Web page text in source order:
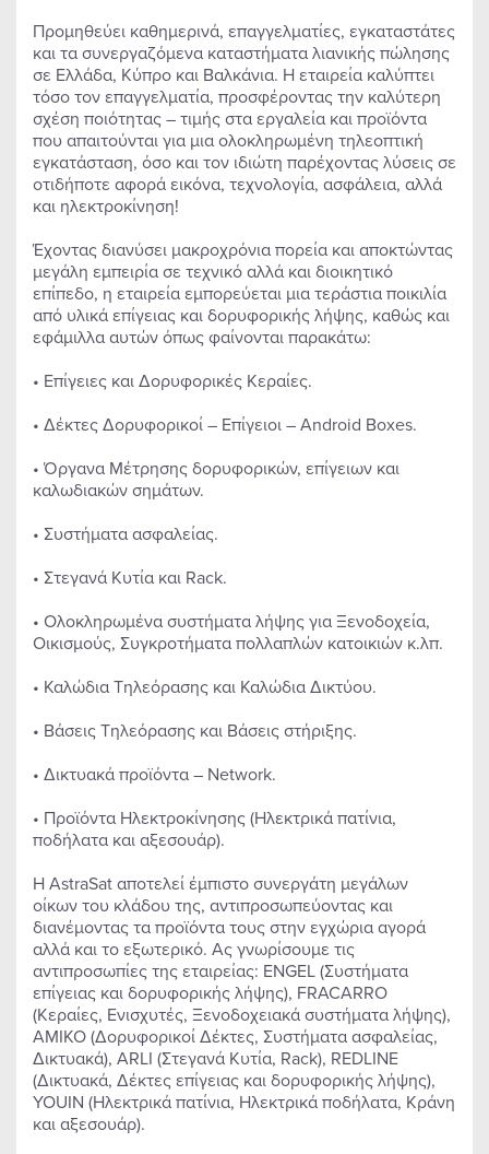
Προμηθεύει καθημερινά, επαγγελματίες, εγκαταστάτες
και τα συνεργαζόμενα καταστήματα λιανικής πώλησης
σε Ελλάδα, Κύπρο και Βαλκάνια. Η εταιρεία καλύπτει
τόσο τον επαγγελματία, προσφέροντας την καλύτερη
σχέση ποιότητας – τιμής στα εργαλεία και προϊόντα
που απαιτούνται για μια ολοκληρωμένη τηλεοπτική
εγκατάσταση, όσο και τον ιδιώτη παρέχοντας λύσεις σε
οτιδήποτε αφορά εικόνα, τεχνολογία, ασφάλεια, αλλά
και ηλεκτροκίνηση!
Έχοντας διανύσει μακροχρόνια πορεία και αποκτώντας
μεγάλη εμπειρία σε τεχνικό αλλά και διοικητικό
επίπεδο, η εταιρεία εμπορεύεται μια τεράστια ποικιλία
από υλικά επίγειας και δορυφορικής λήψης, καθώς και
εφάμιλλα αυτών όπως φαίνονται παρακάτω:
• Επίγειες και Δορυφορικές Κεραίες.
• Δέκτες Δορυφορικοί – Επίγειοι – Android Boxes.
• Όργανα Μέτρησης δορυφορικών, επίγειων και
καλωδιακών σημάτων.
• Συστήματα ασφαλείας.
• Στεγανά Κυτία και Rack.
• Ολοκληρωμένα συστήματα λήψης για Ξενοδοχεία,
Οικισμούς, Συγκροτήματα πολλαπλών κατοικιών κ.λπ.
• Καλώδια Τηλεόρασης και Καλώδια Δικτύου.
• Βάσεις Τηλεόρασης και Βάσεις στήριξης.
• Δικτυακά προϊόντα – Network.
• Προϊόντα Ηλεκτροκίνησης (Ηλεκτρικά πατίνια,
ποδήλατα και αξεσουάρ).
H AstraSat αποτελεί έμπιστο συνεργάτη μεγάλων
οίκων του κλάδου της, αντιπροσωπεύοντας και
διανέμοντας τα προϊόντα τους στην εγχώρια αγορά
αλλά και το εξωτερικό. Ας γνωρίσουμε τις
αντιπροσωπίες της εταιρείας: ENGEL (Συστήματα
επίγειας και δορυφορικής λήψης), FRACARRO
(Κεραίες, Ενισχυτές, Ξενοδοχειακά συστήματα λήψης),
AMIKO (Δορυφορικοί Δέκτες, Συστήματα ασφαλείας,
Δικτυακά), ARLI (Στεγανά Κυτία, Rack), REDLINE
(Δικτυακά, Δέκτες επίγειας και δορυφορικής λήψης),
YOUIN (Ηλεκτρικά πατίνια, Ηλεκτρικά ποδήλατα, Κράνη
και αξεσουάρ).